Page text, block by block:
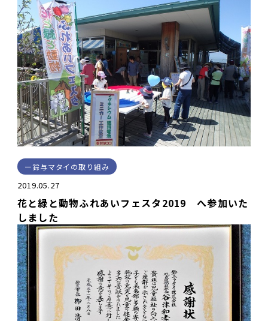
鈴与マタイの取り組み
2019.05.27
花と緑と動物ふれあいフェスタ2019 へ参加いた
しました